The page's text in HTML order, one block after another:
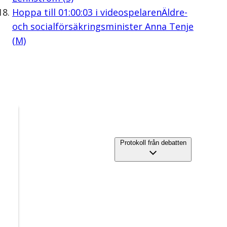
Hoppa till 01:00:03 i videospelarenÄldre-
och socialförsäkringsminister Anna Tenje
(M)
Protokoll från debatten